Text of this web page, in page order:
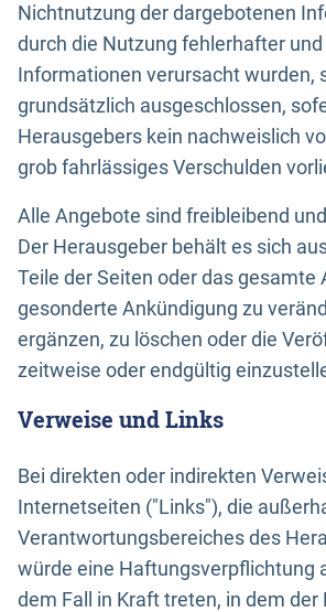
Nichtnutzung der dargebotenen
durch die Nutzung fehlerhafter
Informationen verursacht wurden,
grundsätzlich ausgeschlossen,
Herausgebers kein nachweislich
grob fahrlässiges Verschulden
Alle Angebote sind freibleibend
Der Herausgeber behält es sich
Teile der Seiten oder das gesamte
gesonderte Ankündigung zu
ergänzen, zu löschen oder die
zeitweise oder endgültig
Verweise und Links
Bei direkten oder indirekten
Internetseiten ("Links"), die
Verantwortungsbereiches des
würde eine Haftungsverpflichtung
dem Fall in Kraft treten, in dem der